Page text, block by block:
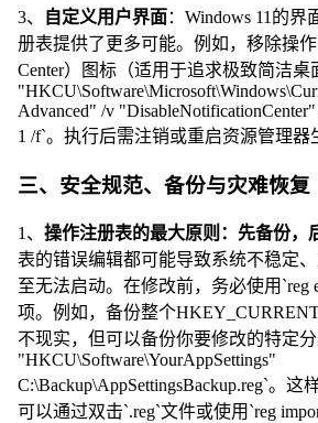
3、 自定义用户界面：Windows 11的
册表提供了更多可能。例如，移除操
Center）图标（适用于追求极致简洁桌
Advanced" /v
1 /f`。执行后需注销或重启资源管理器
三、安全规范、备份与灾难恢复
1、 操作注册表的最大原则：先备份，
表的错误编辑都可能导致系统不稳定
至无法启动。在修改前，务必使用`reg
项。例如，备份整个
不现实，但可以备份你要修改的特定分
"HKCU\Software\YourAppSettings"
C:\Backup\AppSettingsBackup.reg`。这
可以通过双击`.reg`文件或使用`reg